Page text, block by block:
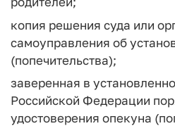
копия решения суда или
самоуправления об
(попечительства);
заверенная в
Российской Федерации
удостоверения опекуна